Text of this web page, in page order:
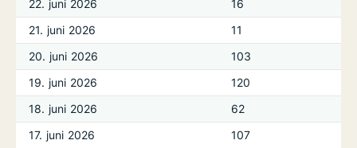
22. juni 2026
16
21. juni 2026
11
20. juni 2026
103
19. juni 2026
120
18. juni 2026
62
17. juni 2026
107